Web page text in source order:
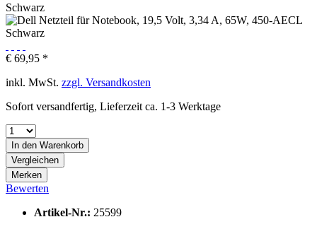
€ 69,95 *
inkl. MwSt. zzgl. Versandkosten
Sofort versandfertig, Lieferzeit ca. 1-3 Werktage
In den Warenkorb
Vergleichen
Merken
Bewerten
Artikel-Nr.: 25599